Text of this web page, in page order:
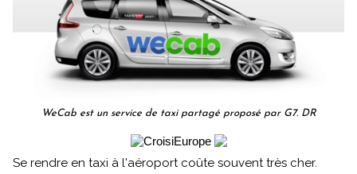
WeCab est un service de taxi partagé proposé par G7. DR
Se rendre en taxi à l'aéroport coûte souvent très cher.